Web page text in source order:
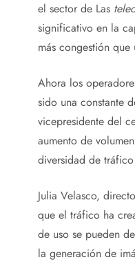
el sector de Las
significativo en la
más congestión
Ahora los
sido una constante
vicepresidente del
aumento de
diversidad de
Julia Velasco,
que el tráfico ha
de uso se pueden
la generación de